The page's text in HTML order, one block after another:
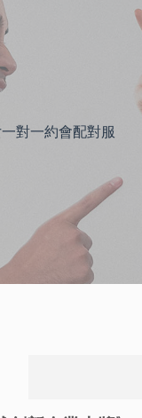
對一約會配對服